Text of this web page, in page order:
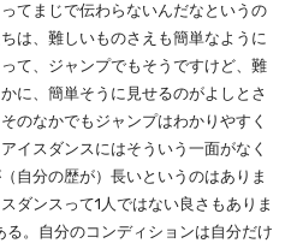
てまじで伝わらないんだなというの
は、難しいものさえも簡単なように
て、ジャンプでもそうですけど、難
に、簡単そうに見せるのがよしとさ
のなかでもジャンプはわかりやすく
イスダンスにはそういう一面がなく
自分の歴が）長いというのはありま
ダンスって1人ではない良さもありま
る。自分のコンディションは自分だけ